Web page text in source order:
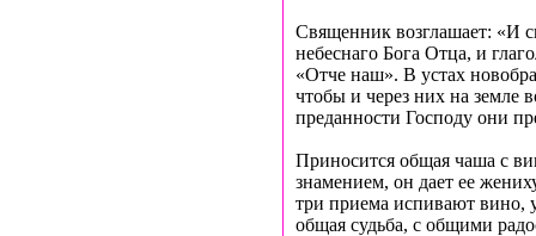
Священник возглашает: «И
небеснаго Бога Отца, и
«Отче наш». В устах
чтобы и через них на земле
преданности Господу они
Приносится общая чаша с
знамением, он дает ее
три приема испивают вино,
общая судьба, с общими